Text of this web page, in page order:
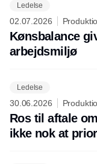
Ledelse
02.07.2026
Kønsbalance
arbejdsmiljø
Ledelse
30.06.2026
Ros til aftale
ikke nok at